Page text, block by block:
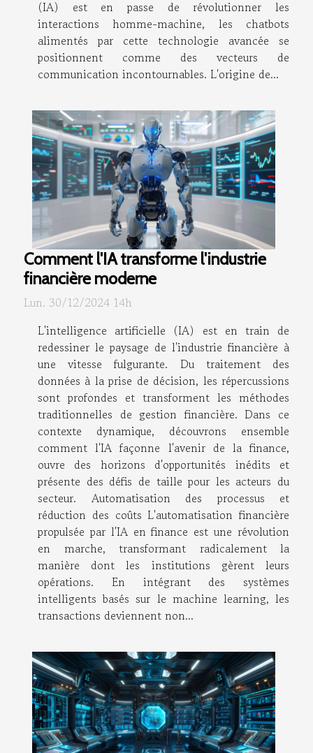
(IA) est en passe de révolutionner les
interactions homme-machine, les chatbots
alimentés par cette technologie avancée se
positionnent comme des vecteurs de
communication incontournables. L'origine de...
Comment l'IA transforme l'industrie
financière moderne
Lun. 30/12/2024 14h
L'intelligence artificielle (IA) est en train de
redessiner le paysage de l'industrie financière à
une vitesse fulgurante. Du traitement des
données à la prise de décision, les répercussions
sont profondes et transforment les méthodes
traditionnelles de gestion financière. Dans ce
contexte dynamique, découvrons ensemble
comment l'IA façonne l'avenir de la finance,
ouvre des horizons d'opportunités inédits et
présente des défis de taille pour les acteurs du
secteur. Automatisation des processus et
réduction des coûts L'automatisation financière
propulsée par l'IA en finance est une révolution
en marche, transformant radicalement la
manière dont les institutions gèrent leurs
opérations. En intégrant des systèmes
intelligents basés sur le machine learning, les
transactions deviennent non...